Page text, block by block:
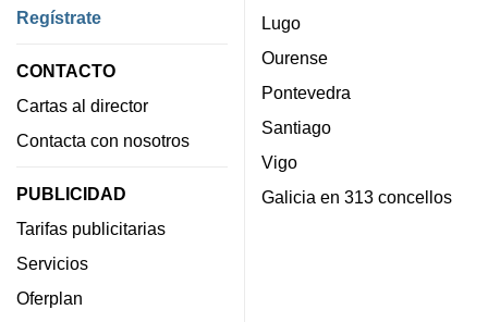
Regístrate
CONTACTO
Cartas al director
Contacta con nosotros
PUBLICIDAD
Tarifas publicitarias
Servicios
Oferplan
Lugo
Ourense
Pontevedra
Santiago
Vigo
Galicia en 313 concellos